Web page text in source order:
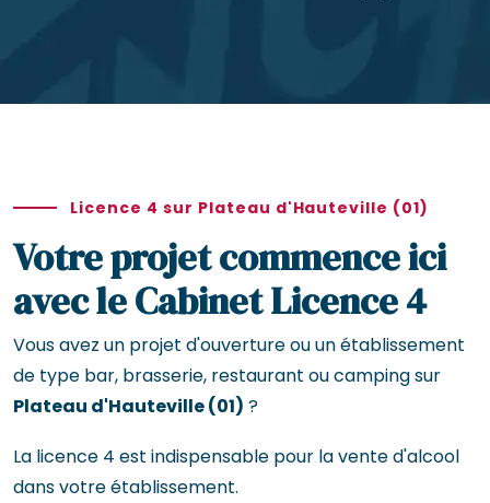
Licence 4 sur Plateau d'Hauteville (01)
Votre projet commence ici
avec le Cabinet Licence 4
Vous avez un projet d'ouverture ou un établissement
de type bar, brasserie, restaurant ou camping sur
Plateau d'Hauteville (01) ?
La licence 4 est indispensable pour la vente d'alcool
dans votre établissement.